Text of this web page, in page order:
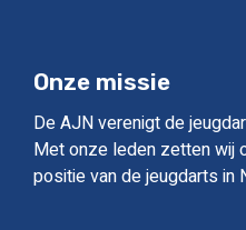
Onze missie
De AJN verenigt de
Met onze leden zetten wij
positie van de jeugdarts in